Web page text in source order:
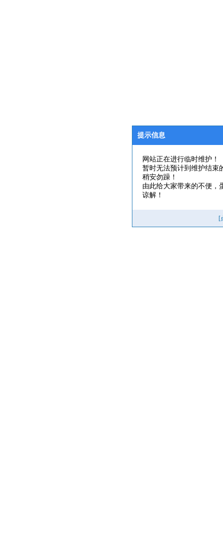
提示信息
网站正在进行临时维护！
暂时无法预计到维护结束
稍安勿躁！
由此给大家带来的不便，
谅解！
[